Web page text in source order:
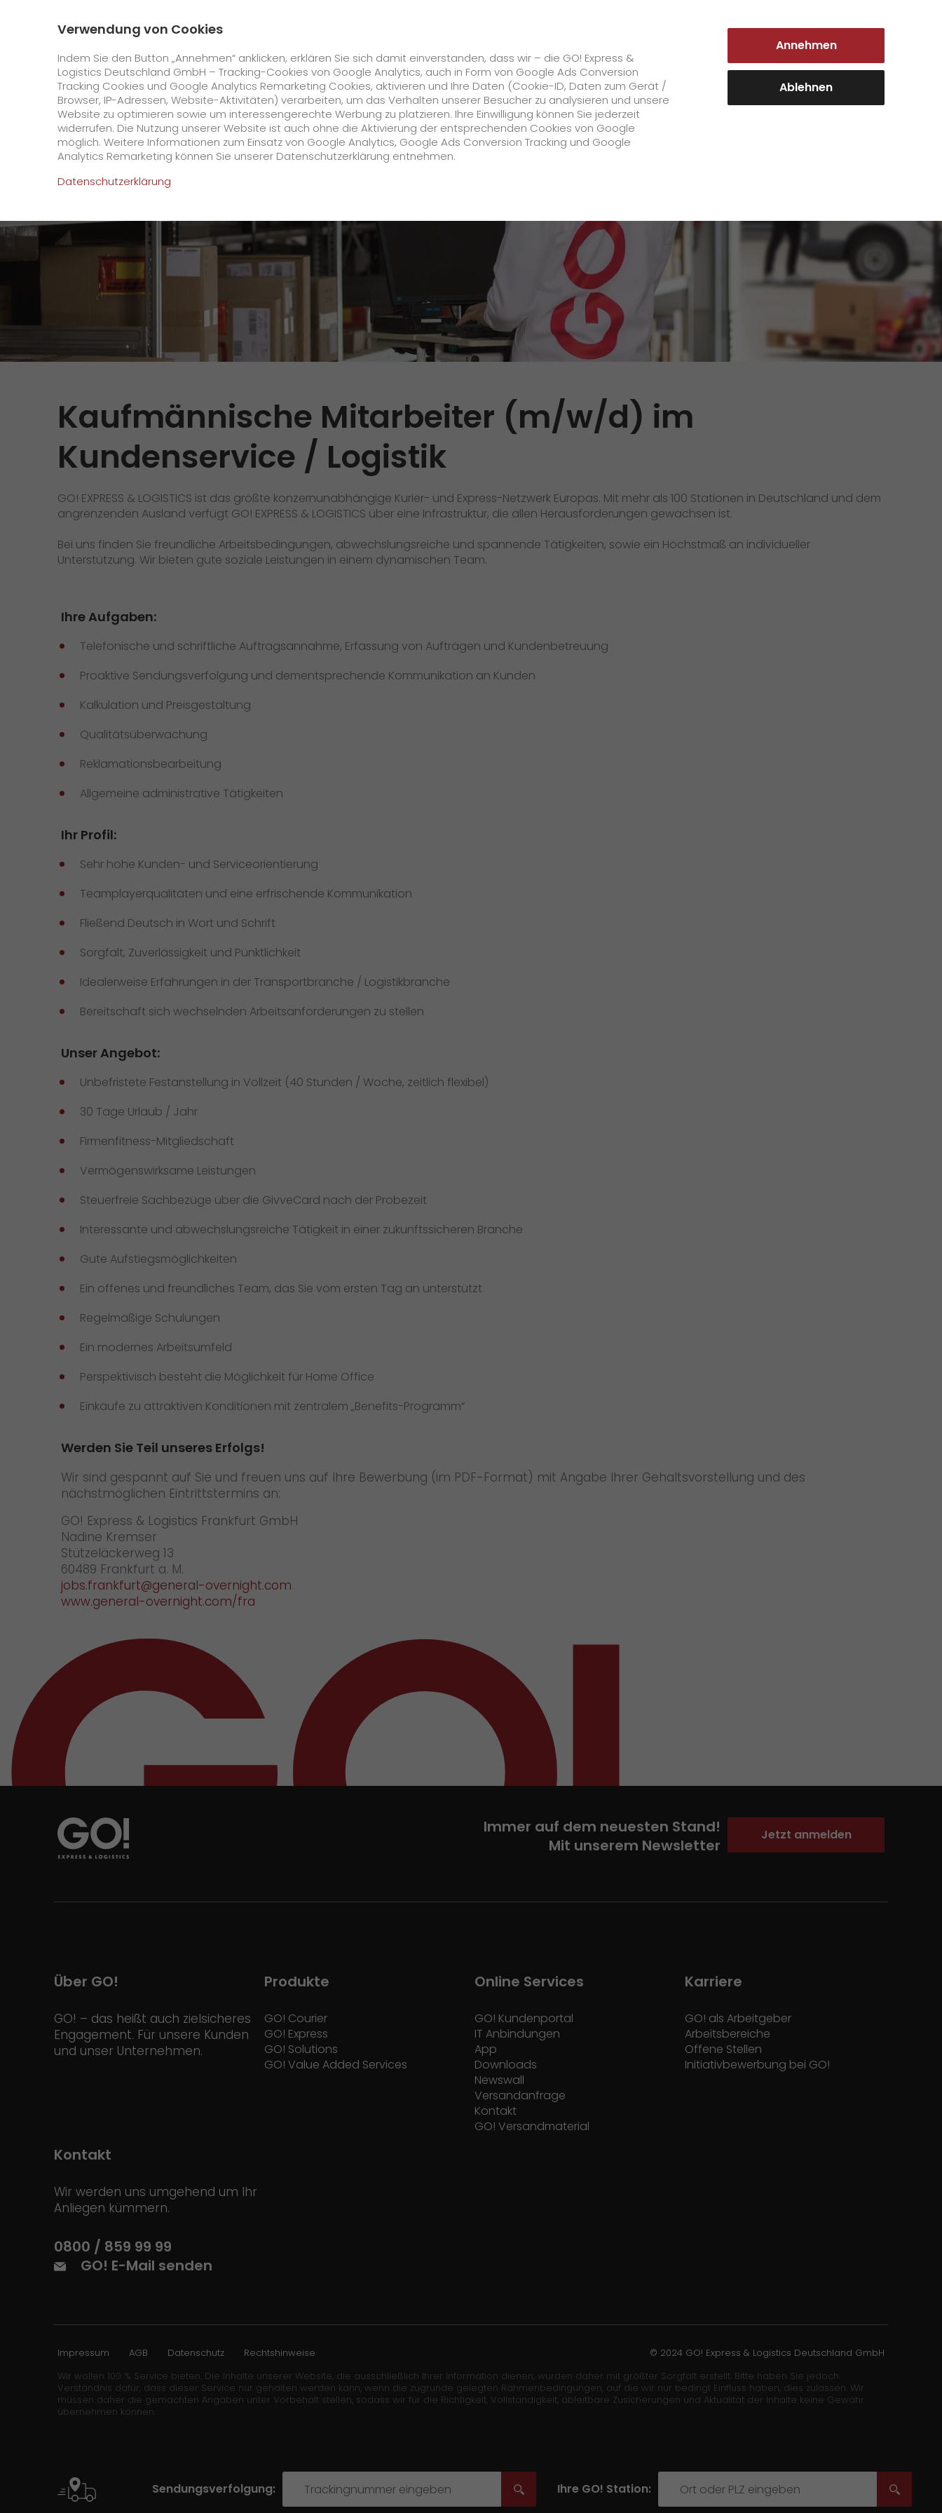
Login Kundenportal
GO! Courier GO! Express GO! Solutions GO! Value Added Services
Online Services
GO! Kundenportal
App
Downloads
Newswall
Wir rocken Ihre Logistik
Tiroler Currywurst in
GO! erhält Auszeichnung
„Höchste Kundenempfehlung“
vom Handelsblatt
>
Versandanfrage
Kontakt
Unternehmen
Qualität
Zertifizierungen
Auszeichnungen
Presse
GO! Pressekontakt
Offene Stellen
Initiativbewerbung bei GO!
+
Initiativbewerbung als Mitarbeiter
Initiativbewerbung als Sortierkraft
Startseite Karriere Offene Stellen Kaufmännische Mitarbeiter (m/w/d) im Kundenservice / Logistik
Kaufmännische Mitarbeiter (m/w/d) im
Kundenservice / Logistik
GO! EXPRESS & LOGISTICS ist das größte konzernunabhängige Kurier- und Express-Netzwerk Europas. Mit mehr als 100 Stationen in Deutschland und dem
angrenzenden Ausland verfügt GO! EXPRESS & LOGISTICS über eine Infrastruktur, die allen Herausforderungen gewachsen ist.
Bei uns finden Sie freundliche Arbeitsbedingungen, abwechslungsreiche und spannende Tätigkeiten, sowie ein Höchstmaß an individueller
Unterstützung. Wir bieten gute soziale Leistungen in einem dynamischen Team.
Ihre Aufgaben:
Telefonische und schriftliche Auftragsannahme, Erfassung von Aufträgen und Kundenbetreuung
Proaktive Sendungsverfolgung und dementsprechende Kommunikation an Kunden
Kalkulation und Preisgestaltung
Qualitätsüberwachung
Reklamationsbearbeitung
Allgemeine administrative Tätigkeiten
Ihr Profil:
Sehr hohe Kunden- und Serviceorientierung
Teamplayerqualitäten und eine erfrischende Kommunikation
Fließend Deutsch in Wort und Schrift
Sorgfalt, Zuverlässigkeit und Pünktlichkeit
Idealerweise Erfahrungen in der Transportbranche / Logistikbranche
Bereitschaft sich wechselnden Arbeitsanforderungen zu stellen
Unser Angebot:
Unbefristete Festanstellung in Vollzeit (40 Stunden / Woche, zeitlich flexibel)
30 Tage Urlaub / Jahr
Firmenfitness-Mitgliedschaft
Vermögenswirksame Leistungen
Steuerfreie Sachbezüge über die GivveCard nach der Probezeit
Interessante und abwechslungsreiche Tätigkeit in einer zukunftssicheren Branche
Gute Aufstiegsmöglichkeiten
Ein offenes und freundliches Team, das Sie vom ersten Tag an unterstützt
Regelmäßige Schulungen
Ein modernes Arbeitsumfeld
Perspektivisch besteht die Möglichkeit für Home Office
Einkäufe zu attraktiven Konditionen mit zentralem „Benefits-Programm“
Werden Sie Teil unseres Erfolgs!
Wir sind gespannt auf Sie und freuen uns auf Ihre Bewerbung (im PDF-Format) mit Angabe Ihrer Gehaltsvorstellung und des
nächstmöglichen Eintrittstermins an:
GO! Express & Logistics Frankfurt GmbH
Nadine Kremser
Stützeläckerweg 13
60489 Frankfurt a. M.
jobs.frankfurt@general-overnight.com
www.general-overnight.com/fra
Sendungsverfolgung: Ihre GO! Station:
Immer auf dem neuesten Stand!
Mit unserem Newsletter
Jetzt anmelden
Über GO!
GO! – das heißt auch zielsicheres
Engagement. Für unsere Kunden
und unser Unternehmen.
Produkte
GO! Courier
GO! Express
GO! Solutions
GO! Value Added Services
Online Services
GO! Kundenportal
IT Anbindungen
App
Downloads
Newswall
Versandanfrage
Kontakt
GO! Versandmaterial
Karriere
GO! als Arbeitgeber
Arbeitsbereiche
Offene Stellen
Initiativbewerbung bei GO!
Kontakt
Wir werden uns umgehend um Ihr
Anliegen kümmern.
0800 / 859 99 99
GO! E-Mail senden
Impressum AGB Datenschutz
Rechtshinweise
Wir wollen 100 % Service bieten. Die Inhalte unserer Website, die ausschließlich Ihrer Information dienen, wurden daher mit größter Sorgfalt erstellt. Bitte haben Sie jedoch
Verständnis dafür, dass dieser Service nur gehalten werden kann, wenn die zugrunde gelegten Rahmenbedingungen, auf die wir nur bedingt Einfluss haben, dies zulassen. Wir
müssen daher die gemachten Angaben unter Vorbehalt stellen, sodass wir für die Richtigkeit, Vollständigkeit, ableitbare Zusicherungen und Aktualität der Inhalte keine Gewähr
übernehmen können.
© 2024 GO! Express & Logistics Deutschland GmbH
Verwendung von Cookies
Indem Sie den Button „Annehmen“ anklicken, erklären Sie sich damit einverstanden, dass wir – die GO! Express &
Logistics Deutschland GmbH – Tracking-Cookies von Google Analytics, auch in Form von Google Ads Conversion
Tracking Cookies und Google Analytics Remarketing Cookies, aktivieren und Ihre Daten (Cookie-ID, Daten zum Gerät /
Browser, IP-Adressen, Website-Aktivitäten) verarbeiten, um das Verhalten unserer Besucher zu analysieren und unsere
Website zu optimieren sowie um interessengerechte Werbung zu platzieren. Ihre Einwilligung können Sie jederzeit
widerrufen. Die Nutzung unserer Website ist auch ohne die Aktivierung der entsprechenden Cookies von Google
möglich. Weitere Informationen zum Einsatz von Google Analytics, Google Ads Conversion Tracking und Google
Analytics Remarketing können Sie unserer Datenschutzerklärung entnehmen.
Datenschutzerklärung
Annehmen
Ablehnen